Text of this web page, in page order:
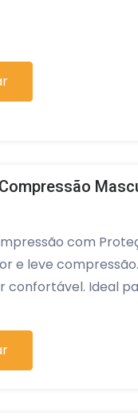
com
e leve
confortável. Ideal